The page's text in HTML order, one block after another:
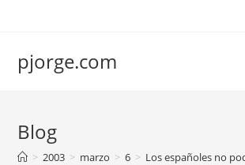
pjorge.com
Blog
> 2003 > marzo > 6 > Los españoles no